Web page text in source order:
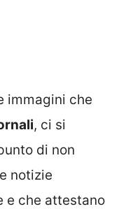
immagini che
, ci si
di non
notizie
e che attestano